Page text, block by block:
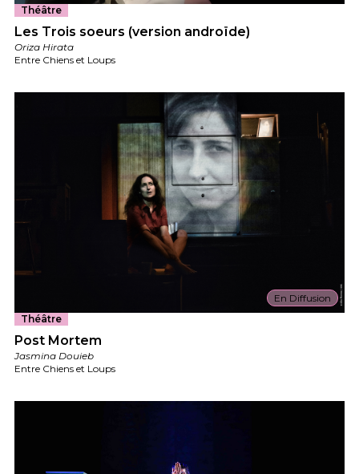
Théâtre
Les Trois soeurs (version androïde)
Oriza Hirata
Entre Chiens et Loups
En Diffusion
Théâtre
Post Mortem
Jasmina Douieb
Entre Chiens et Loups